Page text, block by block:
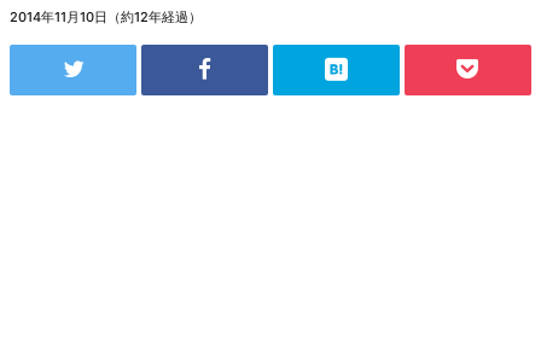
2014年11月10日（約12年経過）